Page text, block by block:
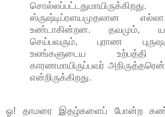
ஸ்ருஷ்டிப்ரளயமுதலான
உண்டாகின்றன. தவமும்,
செய்பவரும், புராண
உலங்களுடைய உற்பத்தி
காரணமாயிருப்பவர்
என்றிருக்கிறது.
ஓ! தாமரை இதழ்களைப் போன்ற